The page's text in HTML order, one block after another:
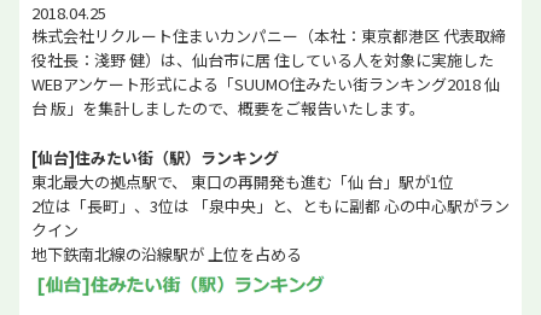
2018.04.25
株式会社リクルート住まいカンパニー（本社：東京都港区 代表取締
役社長：淺野 健）は、仙台市に居 住している人を対象に実施した
WEBアンケート形式による「SUUMO住みたい街ランキング2018 仙
台 版」を集計しましたので、概要をご報告いたします。
[仙台]住みたい街（駅）ランキング
東北最大の拠点駅で、 東口の再開発も進む「仙 台」駅が1位
2位は「長町」、3位は 「泉中央」と、ともに副都 心の中心駅がラン
クイン
地下鉄南北線の沿線駅が 上位を占める